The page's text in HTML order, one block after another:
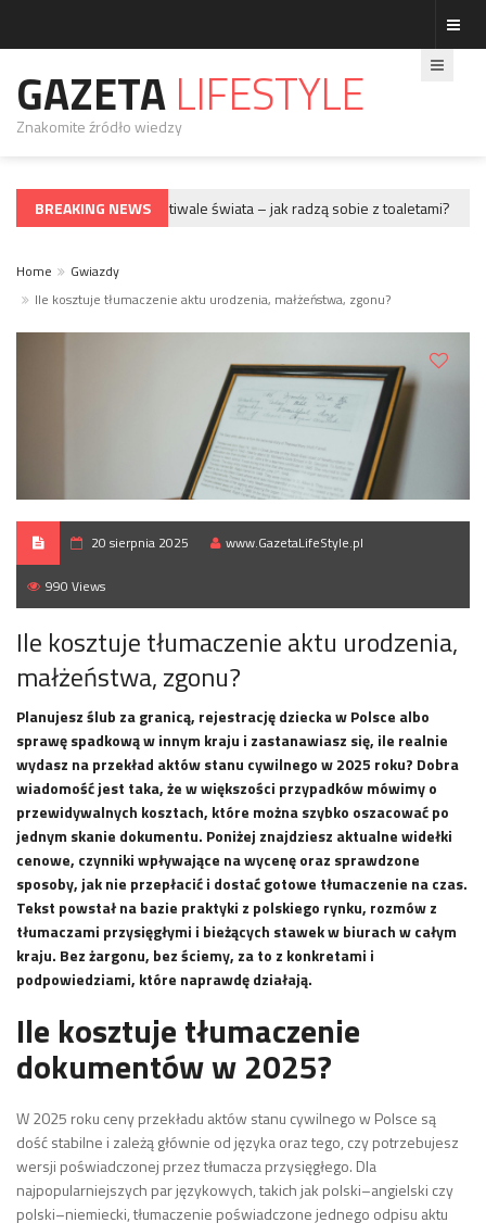
GAZETALIFESTYLE
Znakomite źródło wiedzy
BREAKING NEWS
Największe festiwale świata – jak radzą sobie z toaletami?
Home
Gwiazdy
Ile kosztuje tłumaczenie aktu urodzenia, małżeństwa, zgonu?
20 sierpnia 2025 www.GazetaLifeStyle.pl
990 Views
Ile kosztuje tłumaczenie aktu urodzenia,
małżeństwa, zgonu?
Planujesz ślub za granicą, rejestrację dziecka w Polsce albo
sprawę spadkową w innym kraju i zastanawiasz się, ile realnie
wydasz na przekład aktów stanu cywilnego w 2025 roku? Dobra
wiadomość jest taka, że w większości przypadków mówimy o
przewidywalnych kosztach, które można szybko oszacować po
jednym skanie dokumentu. Poniżej znajdziesz aktualne widełki
cenowe, czynniki wpływające na wycenę oraz sprawdzone
sposoby, jak nie przepłacić i dostać gotowe tłumaczenie na czas.
Tekst powstał na bazie praktyki z polskiego rynku, rozmów z
tłumaczami przysięgłymi i bieżących stawek w biurach w całym
kraju. Bez żargonu, bez ściemy, za to z konkretami i
podpowiedziami, które naprawdę działają.
Ile kosztuje tłumaczenie
dokumentów w 2025?
W 2025 roku ceny przekładu aktów stanu cywilnego w Polsce są
dość stabilne i zależą głównie od języka oraz tego, czy potrzebujesz
wersji poświadczonej przez tłumacza przysięgłego. Dla
najpopularniejszych par językowych, takich jak polski–angielski czy
polski–niemiecki, tłumaczenie poświadczone jednego odpisu aktu